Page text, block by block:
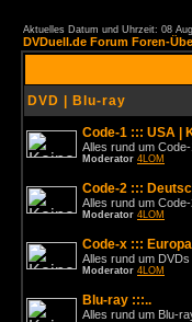
Aktuelles Datum und Uhrzeit: 08
DVDuell.de Forum Foren-
DVD | Blu-ray
Code-1 ::: USA |
Alles rund um
Moderator 4LOM
Code-2 :::
Alles rund um
Moderator 4LOM
Code-x :::
Alles rund um
Moderator 4LOM
Blu-ray :::..
Alles rund um Blu-